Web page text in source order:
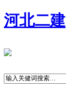
河北二建